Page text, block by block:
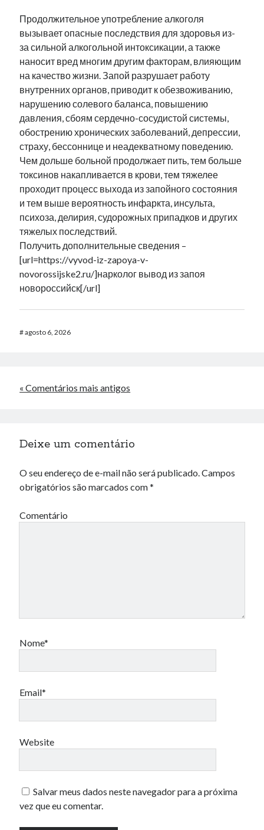
Продолжительное употребление алкоголя
вызывает опасные последствия для здоровья из-
за сильной алкогольной интоксикации, а также
наносит вред многим другим факторам, влияющим
на качество жизни. Запой разрушает работу
внутренних органов, приводит к обезвоживанию,
нарушению солевого баланса, повышению
давления, сбоям сердечно-сосудистой системы,
обострению хронических заболеваний, депрессии,
страху, бессоннице и неадекватному поведению.
Чем дольше больной продолжает пить, тем больше
токсинов накапливается в крови, тем тяжелее
проходит процесс выхода из запойного состояния
и тем выше вероятность инфаркта, инсульта,
психоза, делирия, судорожных припадков и других
тяжелых последствий.
Получить дополнительные сведения –
[url=https://vyvod-iz-zapoya-v-
novorossijske2.ru/]нарколог вывод из запоя
новороссийск[/url]
#agosto 6, 2026
« Comentários mais antigos
Deixe um comentário
O seu endereço de e-mail não será publicado.Campos
obrigatórios são marcados com*
Comentário
Nome*
Email*
Website
Salvar meus dados neste navegador para a próxima
vez que eu comentar.